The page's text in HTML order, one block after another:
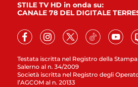
Testata iscritta nel Registro della
Salerno al n. 34/2009
Società iscritta nel Registro degli
l’AGCOM al n. 20133
STILE TV HD in onda su:
CANALE 78 DEL DIGITALE